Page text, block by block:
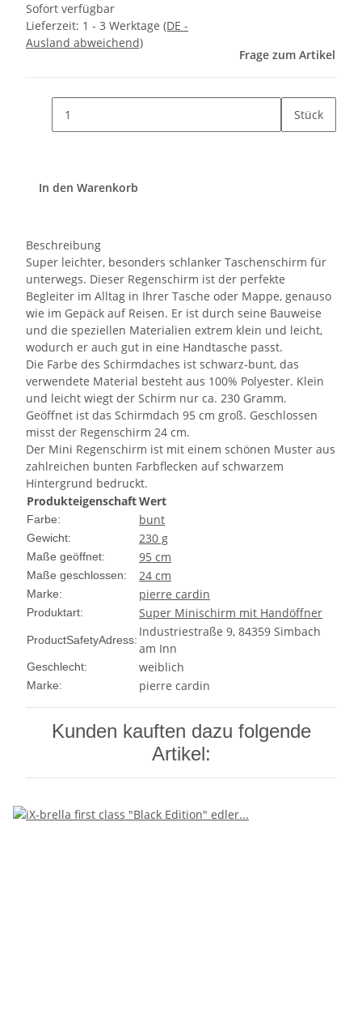
Sofort verfügbar
Lieferzeit: 1 - 3 Werktage (DE -
Ausland abweichend)
Frage zum Artikel
Stück
In den Warenkorb
Beschreibung
Super leichter, besonders schlanker Taschenschirm für
unterwegs. Dieser Regenschirm ist der perfekte
Begleiter im Alltag in Ihrer Tasche oder Mappe, genauso
wie im Gepäck auf Reisen. Er ist durch seine Bauweise
und die speziellen Materialien extrem klein und leicht,
wodurch er auch gut in eine Handtasche passt.
Die Farbe des Schirmdaches ist schwarz-bunt, das
verwendete Material besteht aus 100% Polyester. Klein
und leicht wiegt der Schirm nur ca. 230 Gramm.
Geöffnet ist das Schirmdach 95 cm groß. Geschlossen
misst der Regenschirm 24 cm.
Der Mini Regenschirm ist mit einem schönen Muster aus
zahlreichen bunten Farbflecken auf schwarzem
Hintergrund bedruckt.
ProdukteigenschaftWert
Farbe: bunt
Gewicht: 230 g
Maße geöffnet: 95 cm
Maße geschlossen: 24 cm
Marke: pierre cardin
Produktart: Super Minischirm mit Handöffner
ProductSafetyAdress:
Industriestraße 9, 84359 Simbach
am Inn
Geschlecht: weiblich
Marke: pierre cardin
Kunden kauften dazu folgende
Artikel: